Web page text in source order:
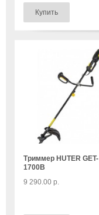
Триммер HUTER GET-
1700B
9 290.00 р.